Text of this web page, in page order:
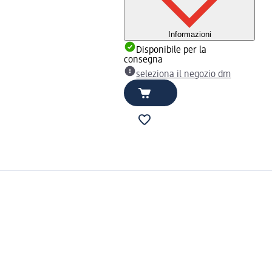
Informazioni
Disponibile per la
consegna
seleziona il negozio dm